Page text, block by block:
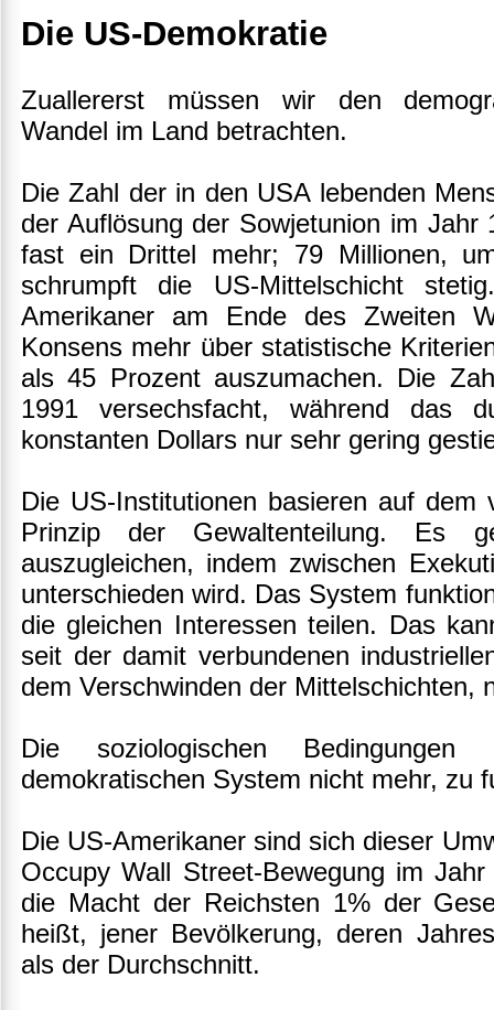
Die US-Demokratie
Zuallererst müssen wir den
Wandel im Land betrachten.
Die Zahl der in den USA lebenden
der Auflösung der Sowjetunion im
fast ein Drittel mehr; 79 Millionen,
schrumpft die US-Mittelschicht
Amerikaner am Ende des Zweiten
Konsens mehr über statistische
als 45 Prozent auszumachen. Die
1991 versechsfacht, während das
konstanten Dollars nur sehr gering
Die US-Institutionen basieren auf dem
Prinzip der Gewaltenteilung. Es
auszugleichen, indem zwischen
unterschieden wird. Das System
die gleichen Interessen teilen. Das
seit der damit verbundenen
dem Verschwinden der Mittelschichten,
Die soziologischen
demokratischen System nicht mehr, zu
Die US-Amerikaner sind sich dieser
Occupy Wall Street-Bewegung im
die Macht der Reichsten 1% der
heißt, jener Bevölkerung, deren
als der Durchschnitt.